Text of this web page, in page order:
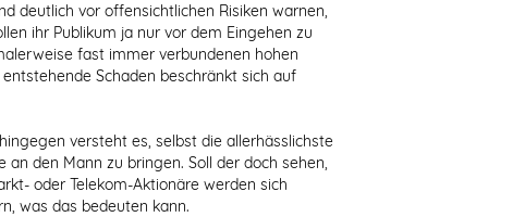
deutlich vor offensichtlichen Risiken warnen,
ihr Publikum ja nur vor dem Eingehen zu
fast immer verbundenen hohen
Schaden beschränkt sich auf
versteht es, selbst die allerhässlichste
an den Mann zu bringen. Soll der doch sehen,
oder Telekom-Aktionäre werden sich
was das bedeuten kann.